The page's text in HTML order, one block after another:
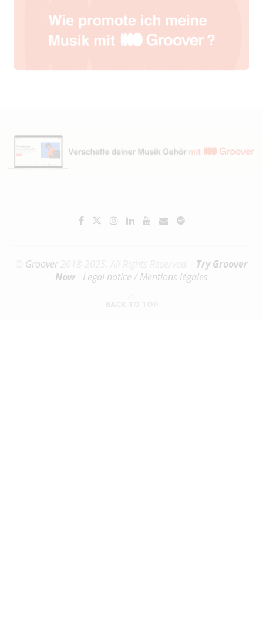
Groover2018-2025. All Rights Reserved. - Try Groover
Now
Legal notice / Mentions légales